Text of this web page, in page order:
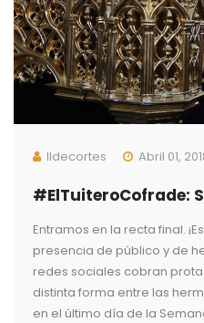
Ildecortes Abril 01,
#ElTuiteroCofrade:
Entramos en la recta final.
presencia de público y de
redes sociales cobran
distinta forma entre las
en el último día de la